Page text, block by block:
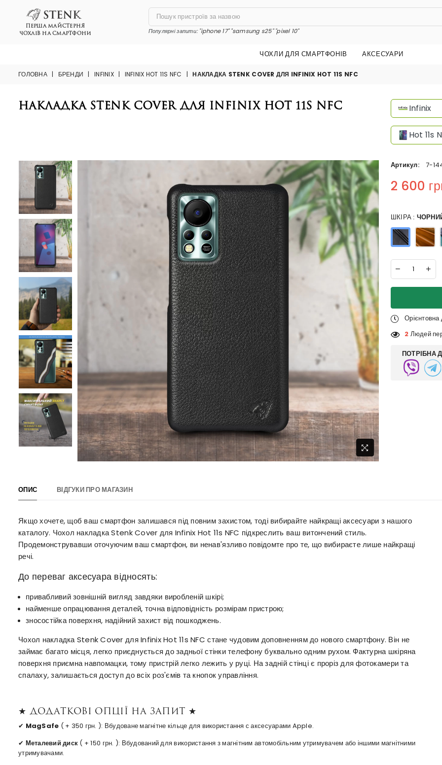
ПЕРША МАЙСТЕРНЯ
ЧОХЛІВ НА СМАРТФОНИ
Популярні запити:"iphone 17" "samsung s25" "pixel 10"
ЧОХЛИ ДЛЯ СМАРТФОНІВ АКСЕСУАРИ
ГОЛОВНА | БРЕНДИ | INFINIX | INFINIX HOT 11S NFC | НАКЛАДКА STENK COVER ДЛЯ INFINIX HOT 11S NFC
Накладка Stenk Cover для Infinix Hot 11s NFC Infinix
Hot 11s
Артикул: 7-
Regular price
2 600
ШКІРА :
2 Людей
ПОТРІБНА
ОПИС ВІДГУКИ ПРО МАГАЗИН
Якщо хочете, щоб ваш смартфон залишався під повним захистом, тоді вибирайте найкращі аксесуари з нашого
каталогу. Чохол накладка Stenk Cover для Infinix Hot 11s NFC підкреслить ваш витончений стиль.
Продемонструвавши оточуючим ваш смартфон, ви ненав'язливо повідомте про те, що вибираєте лише найкращі
речі.
До переваг аксесуара відносять:
привабливий зовнішній вигляд завдяки виробленій шкірі;
найменше опрацювання деталей, точна відповідність розмірам пристрою;
зносостійка поверхня, надійний захист від пошкоджень.
Чохол накладка Stenk Cover для Infinix Hot 11s NFC стане чудовим доповненням до нового смартфону. Він не
займає багато місця, легко приєднується до задньої стінки телефону буквально одним рухом. Фактурна шкіряна
поверхня приємна навпомацки, тому пристрій легко лежить у руці. На задній стінці є проріз для фотокамери та
спалаху, залишається доступ до всіх роз'ємів та кнопок управління.
★ Додаткові опції на запит ★
✔ MagSafe ( + 350 грн. ): Вбудоване магнітне кільце для використання с аксесуарами Apple.
✔ Металевий диск ( + 150 грн. ): Вбудований для використання з магнітним автомобільним утримувачем або іншими магнітними
утримувачами.